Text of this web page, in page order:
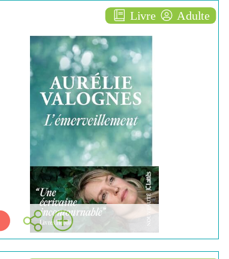
Livre Adulte
L' émerveillement
ROMAN
Aurélie VALOGNES
Jclattès ( Paris - 2026 )
Plus d'infos